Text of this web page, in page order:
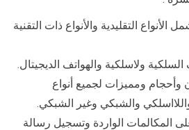
الأنواع التقليدية والأنواع ذات التقنية
السلكية ولاسلكية والهواتف الديجيتال.
وأحجام ومميزات لجميع أنواع
والشبكي وغير الشبكي.
على المكالمات الواردة وتسجيل رسالة